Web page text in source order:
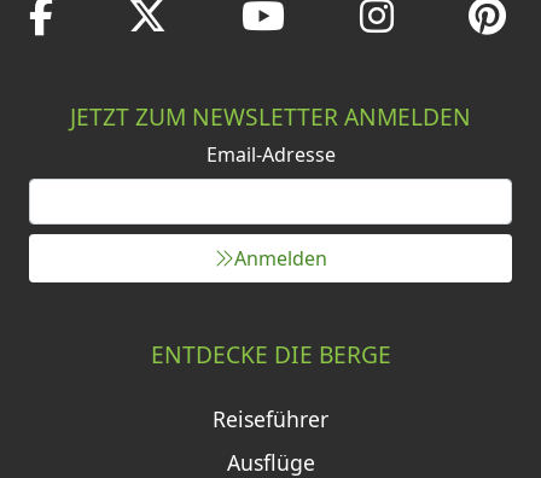
JETZT ZUM NEWSLETTER ANMELDEN
Email-Adresse
Anmelden
ENTDECKE DIE BERGE
Reiseführer
Ausflüge